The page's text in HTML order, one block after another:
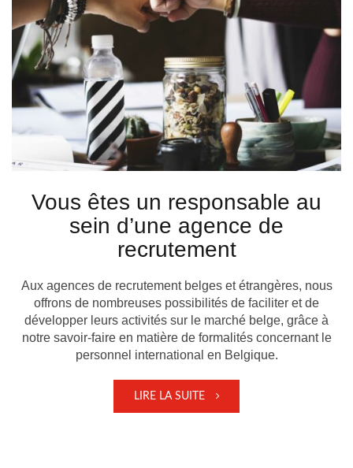
Vous êtes un responsable au
sein d’une agence de
recrutement
Aux agences de recrutement belges et étrangères, nous
offrons de nombreuses possibilités de faciliter et de
développer leurs activités sur le marché belge, grâce à
notre savoir-faire en matière de formalités concernant le
personnel international en Belgique.
LIRE LA SUITE